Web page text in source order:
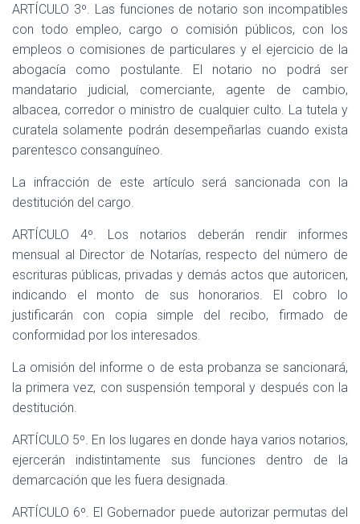
ARTÍCULO 3º. Las funciones de notario son incompatibles
con todo empleo, cargo o comisión públicos, con los
empleos o comisiones de particulares y el ejercicio de la
abogacía como postulante. El notario no podrá ser
mandatario judicial, comerciante, agente de cambio,
albacea, corredor o ministro de cualquier culto. La tutela y
curatela solamente podrán desempeñarlas cuando exista
parentesco consanguíneo.
La infracción de este artículo será sancionada con la
destitución del cargo.
ARTÍCULO 4º. Los notarios deberán rendir informes
mensual al Director de Notarías, respecto del número de
escrituras públicas, privadas y demás actos que autoricen,
indicando el monto de sus honorarios. El cobro lo
justificarán con copia simple del recibo, firmado de
conformidad por los interesados.
La omisión del informe o de esta probanza se sancionará,
la primera vez, con suspensión temporal y después con la
destitución.
ARTÍCULO 5º. En los lugares en donde haya varios notarios,
ejercerán indistintamente sus funciones dentro de la
demarcación que les fuera designada.
ARTÍCULO 6º. El Gobernador puede autorizar permutas del